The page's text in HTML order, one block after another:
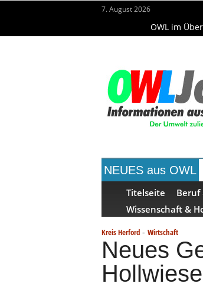
7. August 2026
OWL im
NEUES aus OWL
Titelseite Beruf
Wissenschaft &
Kreis Herford - Wirtschaft
Neues